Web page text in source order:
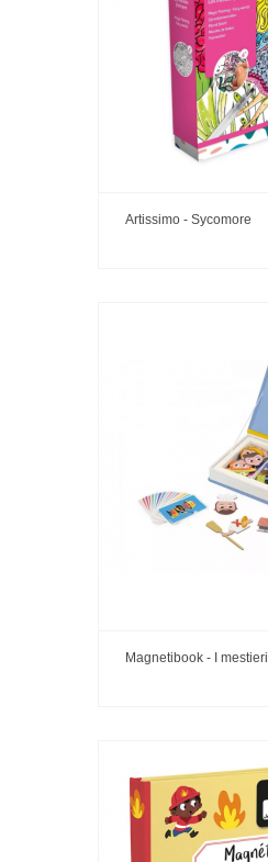
Artissimo - Sycomore
Magnetibook - I mestieri